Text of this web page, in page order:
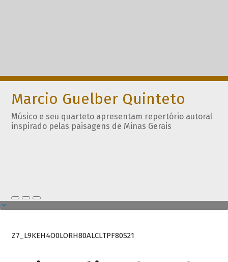
Marcio Guelber Quinteto
Músico e seu quarteto apresentam repertório autoral
inspirado pelas paisagens de Minas Gerais
Z7_L9KEH4O0LORH80ALCLTPF80S21